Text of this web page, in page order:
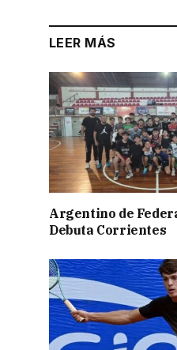
LEER MÁS
Argentino de
Debuta Corrientes